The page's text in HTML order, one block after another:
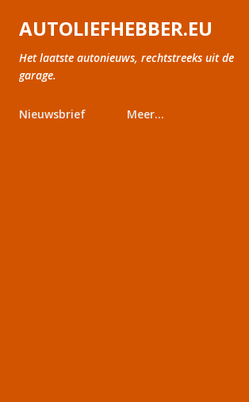
Doorgaan naar hoofdcontent
AUTOLIEFHEBBER.EU
Het laatste autonieuws, rechtstreeks uit de
garage.
Nieuwsbrief Meer…